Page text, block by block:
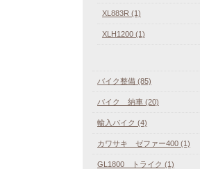
XL883R (1)
XLH1200 (1)
バイク整備 (85)
バイク 納車 (20)
輸入バイク (4)
カワサキ ゼファー400 (1)
GL1800 トライク (1)